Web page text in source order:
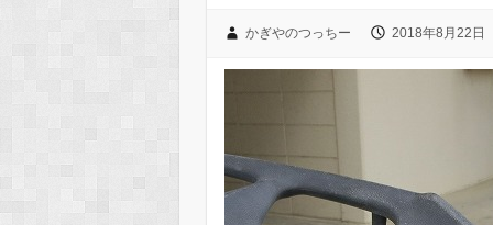
かぎやのつっちー 2018年8月22日